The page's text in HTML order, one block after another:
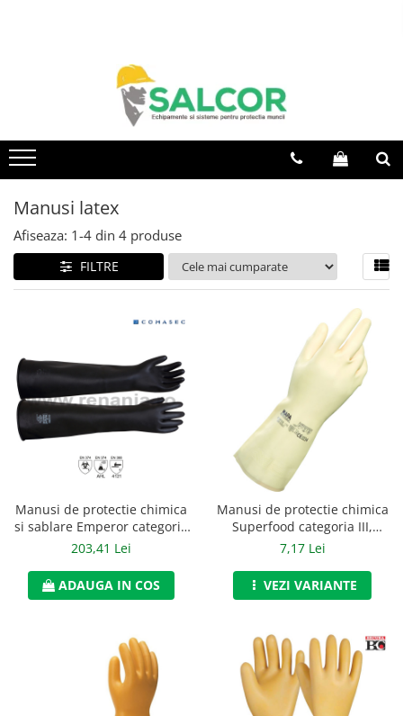
Articole unica folosinta
Combinezoane
Costum-Salopeta
Halate de lucru
Imbracaminte Femei
Jachete de iarna
Jachete/Bluze Salopeta
Pantaloni cu pieptar
Pantaloni scurti
Pelerine de ploaie
Protectie termica
Sorturi de protectie
Manusi latex
Afiseaza: 1-4 din 4 produse
FILTRE
Manusi de protectie chimica
si sablare Emperor categoria
III, art.C182
203,41 Lei
ADAUGA IN COS
Manusi de protectie chimica
Superfood categoria III,
art.C302
7,17 Lei
VEZI VARIANTE